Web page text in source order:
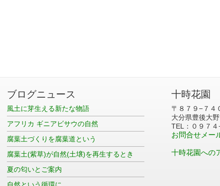
ブログニュース
風土に芽生える新たな物語
アフリカ ギニアビサウの自然
腐葉土づくりを腐葉道という
腐葉土(紫草)が自然(土壌)を再生するとき
夏の匂いとご案内
十時花園
〒８７９−７４
大分県豊後大
TEL：０９７
お問合せメー
十時花園への